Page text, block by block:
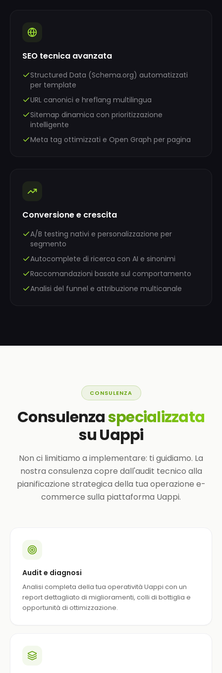
SEO tecnica avanzata
Structured Data (Schema.org) automatizzati
per template
URL canonici e hreflang multilingua
Sitemap dinamica con prioritizzazione
intelligente
Meta tag ottimizzati e Open Graph per pagina
Conversione e crescita
A/B testing nativi e personalizzazione per
segmento
Autocomplete di ricerca con AI e sinonimi
Raccomandazioni basate sul comportamento
Analisi del funnel e attribuzione multicanale
CONSULENZA
Consulenzaspecializzata
su Uappi
Non ci limitiamo a implementare: ti guidiamo. La
nostra consulenza copre dall'audit tecnico alla
pianificazione strategica della tua operazione e-
commerce sulla piattaforma Uappi.
Audit e diagnosi
Analisi completa della tua operatività Uappi con un
report dettagliato di miglioramenti, colli di bottiglia e
opportunità di ottimizzazione.